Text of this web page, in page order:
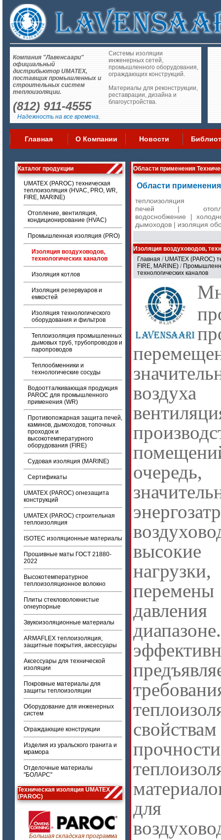
Компания "Лавенсаари"
официальный
дистрибьютор UMATEX,
поставщик промышленных и
строительных систем
теплоизоляции.
(812) 911-4555
Надежность на все времена.
Системы изоляции
инженерных сетей,
промышленного оборудования,
ограждающих конструкций.
Материалы для реконструкции,
реставрации, дизайна и
благоустройства.
Главная О Компании Новости
Каталог продукции
UMATEX (PAROC) техническая
теплоизоляция (HVAC, PRO, WR,
FIRE, MARINE)
Отопление, вентиляция,
кондиционирование (HVAC)
Промышленная изоляция (PRO)
Изоляция воздуховодов,
технологических каналов
Изоляция котлов
Изоляция резервуаров и
емкостей
Изоляция технологического
оборудования и фильтров
Теплоизоляция промышленных
дымовых труб, трубопроводов и
паропроводов
Теплообменники и
технологические сосуды
Водоотталкивающая продукция
PAROC для промышленного
применения (WR)
Противопожарная защита печей,
каминов, дымоходов, топочных
проходок и
высокотемпературного
оборудования (FIRE)
Судовая изоляция (MARINE)
Сертификаты
UMATEX (PAROC) огнезащита
конструкций
UMATEX (PAROC) строительная
теплоизоляция
ISOTEC изоляционные материалы
Прошивные маты ГОСТ 21880-
2022
Высокотемпературное
теплоизоляционное волокно
Плиты стекловолокнистые
огнеупорные
Звукоизоляционные материалы
ARMAFLEX теплоизоляция,
защитные покрытия, аксессуары
Аксессуары для технической
изоляции
Покровные материалы для
защиты теплоизоляции
Оборудование для инженерных
систем
Ограждающие конструкции
Изделия из уральского гранита и
мрамора
Отделочные материалы
"БОЛАРС"
Техническая изоляция UMATEX
(PAROC)
Большая складская программа
Области применения
Области
теплоизоляция
печей |
водоснобжение |
дымоходов | изоляция
Изоляция воздуховодов,
Главная / UMATEX (PAROC)
FIRE, MARINE) /
технологических каналов
высокие
прочности
для